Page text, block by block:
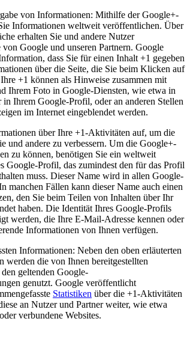
von Informationen: Mithilfe der Google+-
Informationen weltweit veröffentlichen. Über
erhalten Sie und andere Nutzer
von Google und unseren Partnern. Google
dass Sie für einen Inhalt +1 gegeben
über die Seite, die Sie beim Klicken auf
+1 können als Hinweise zusammen mit
Ihrem Foto in Google-Diensten, wie etwa in
in Ihrem Google-Profil, oder an anderen Stellen
im Internet eingeblendet werden.
über Ihre +1-Aktivitäten auf, um die
und andere zu verbessern. Um die Google+-
zu können, benötigen Sie ein weltweit
Google-Profil, das zumindest den für das Profil
muss. Dieser Name wird in allen Google-
manchen Fällen kann dieser Name auch einen
den Sie beim Teilen von Inhalten über Ihr
haben. Die Identität Ihres Google-Profils
werden, die Ihre E-Mail-Adresse kennen oder
Informationen von Ihnen verfügen.
Informationen: Neben den oben erläuterten
werden die von Ihnen bereitgestellten
geltenden Google-
genutzt. Google veröffentlicht
Statistiken über die +1-Aktivitäten
an Nutzer und Partner weiter, wie etwa
verbundene Websites.